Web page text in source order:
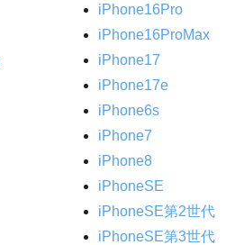
iPhone16Pro
iPhone16ProMax
iPhone17
iPhone17e
iPhone6s
iPhone7
iPhone8
iPhoneSE
iPhoneSE第2世代
iPhoneSE第3世代